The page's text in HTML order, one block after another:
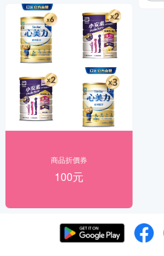
商品折價券
100元